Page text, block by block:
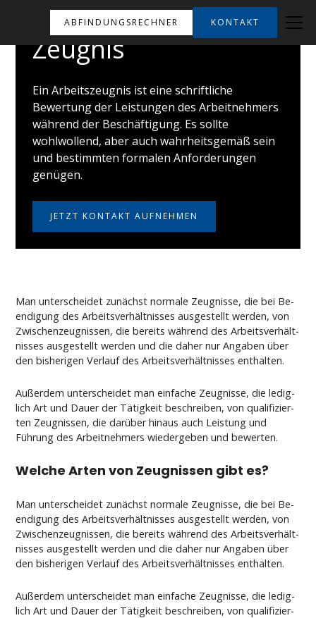
ABFINDUNGSRECHNER KONTAKT
Zeugnis
Ein Arbeitszeugnis ist eine schriftliche
Bewertung der Leistungen des Arbeitnehmers
während der Beschäftigung. Es sollte
wohlwollend, aber auch wahrheitsgemäß sein
und bestimmten formalen Anforderungen
genügen.
JETZT KONTAKT AUFNEHMEN
Man un­ter­schei­det zunächst nor­ma­le Zeug­nis­se, die bei Be­
en­di­gung des Ar­beits­verhält­nis­ses aus­ge­stellt wer­den, von
Zwi­schen­zeug­nis­sen, die be­reits während des Ar­beits­verhält­
nis­ses aus­ge­stellt wer­den und die da­her nur An­ga­ben über
den bis­he­ri­gen Ver­lauf des Ar­beits­verhält­nis­ses ent­hal­ten.
Außer­dem un­ter­schei­det man ein­fa­che Zeug­nis­se, die le­dig­
lich Art und Dau­er der Tätig­keit be­schrei­ben, von qua­li­fi­zier­
ten Zeug­nis­sen, die darüber hin­aus auch Leis­tung und
Führung des Ar­beit­neh­mers wie­der­ge­ben und be­wer­ten.
Wel­che Ar­ten von Zeug­nis­sen gibt es?
Man un­ter­schei­det zunächst nor­ma­le Zeug­nis­se, die bei Be­
en­di­gung des Ar­beits­verhält­nis­ses aus­ge­stellt wer­den, von
Zwi­schen­zeug­nis­sen, die be­reits während des Ar­beits­verhält­
nis­ses aus­ge­stellt wer­den und die da­her nur An­ga­ben über
den bis­he­ri­gen Ver­lauf des Ar­beits­verhält­nis­ses ent­hal­ten.
Außer­dem un­ter­schei­det man ein­fa­che Zeug­nis­se, die le­dig­
lich Art und Dau­er der Tätig­keit be­schrei­ben, von qua­li­fi­zier­